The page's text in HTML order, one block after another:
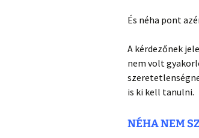
És néha pont
A kérdezőnek
nem volt
is ki kell tanulni.
NÉHA NEM